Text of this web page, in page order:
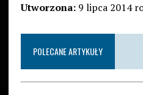
Utworzona:9 lipca 2014
POLECANE ARTYKUŁY